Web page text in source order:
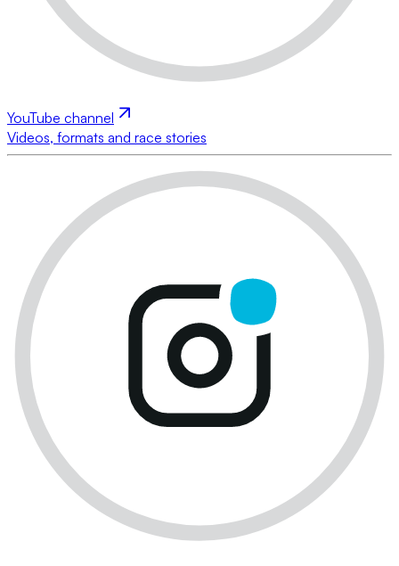
YouTube channel
Videos, formats and race stories